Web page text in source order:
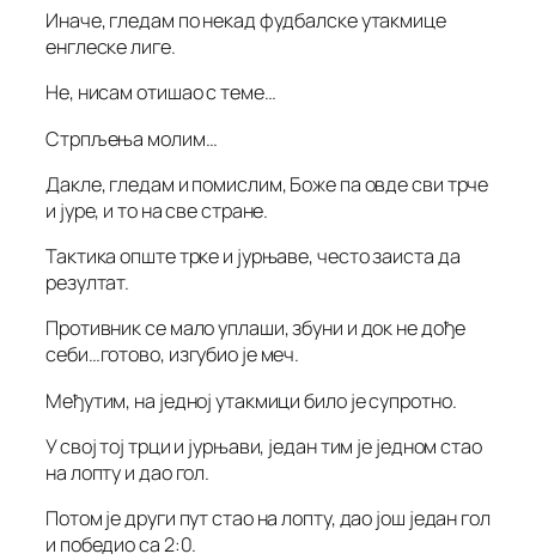
Иначе, гледам по некад фудбалске утакмице
енглеске лиге.
Не, нисам отишао с теме…
Стрпљења молим…
Дакле, гледам и помислим, Боже па овде сви трче
и јуре, и то на све стране.
Тактика опште трке и јурњаве, често заиста да
резултат.
Противник се мало уплаши, збуни и док не дође
себи…готово, изгубио је меч.
Међутим, на једној утакмици било је супротно.
У свој тој трци и јурњави, један тим је једном стао
на лопту и дао гол.
Потом је други пут стао на лопту, дао још један гол
и победио са 2:0.